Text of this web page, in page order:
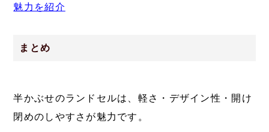
魅力を紹介
まとめ
半かぶせのランドセルは、軽さ・デザイン性・開け
閉めのしやすさが魅力です。